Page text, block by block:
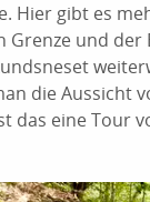
Hier gibt es
Grenze und
die Aussicht
das eine Tour